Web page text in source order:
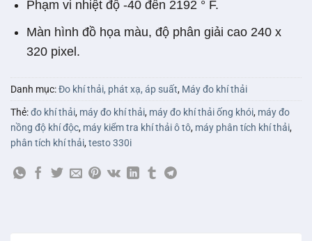
Phạm vi nhiệt độ -40 đến 2192 ° F.
Màn hình đồ họa màu, độ phân giải cao 240 x
320 pixel.
Danh mục:Đo khí thải, phát xạ, áp suất, Máy đo khí thải
Thẻ:đo khí thải, máy đo khí thải, máy đo khí thải ống khói, máy đo
nồng độ khí độc, máy kiểm tra khí thải ô tô, máy phân tích khí thải,
phân tích khí thải,testo 330i